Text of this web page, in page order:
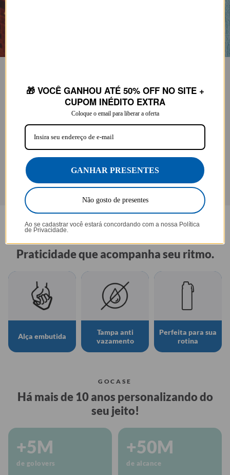
Praticidade que acompanha seu ritmo.
Alça embutida
Tampa anti
vazamento
Perfeita para sua
rotina
GOCASE
Há mais de 10 anos personalizando do
seu jeito!
+5M
de golovers
+50M
de alcance
🎁 VOCÊ GANHOU ATÉ 50% OFF NO SITE +
CUPOM INÉDITO EXTRA
Coloque o email para liberar a oferta
GANHAR PRESENTES
Não gosto de presentes
Ao se cadastrar você estará concordando com a nossa Política
de Privacidade.